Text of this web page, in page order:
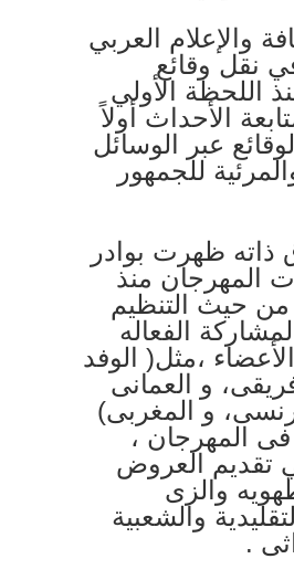
والإعلام العربي
نقل وقائع
اللحظة الأولي
الأحداث أولاً
عبر الوسائل
للجمهور
ذاته ظهرت بوادر
المهرجان منذ
من حيث التنظيم
الفعاله
،مثل( الوفد
و العمانى
و المغربى)
المهرجان ،
تقديم العروض
والزى
والشعبية
.